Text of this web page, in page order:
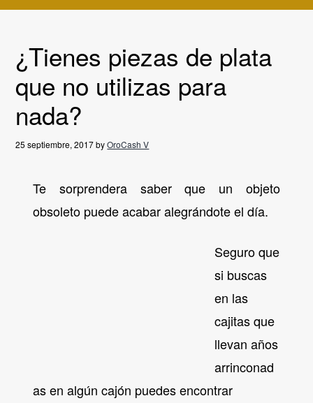
n
t
¿Tienes piezas de plata
que no utilizas para
nada?
25 septiembre, 2017byOroCash V
Te sorprendera saber que un objeto
obsoleto puede acabar alegrándote el día.
Seguro que
si buscas
en las
cajitas que
llevan años
arrinconad
as en algún cajón puedes encontrar